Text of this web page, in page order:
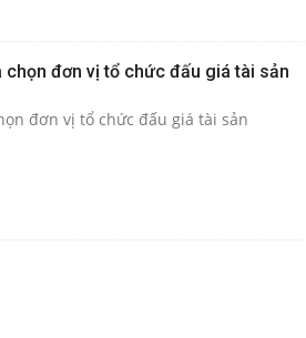
đơn vị tổ chức đấu giá tài sản
đơn vị tổ chức đấu giá tài sản